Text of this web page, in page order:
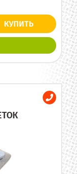
КУПИТЬ